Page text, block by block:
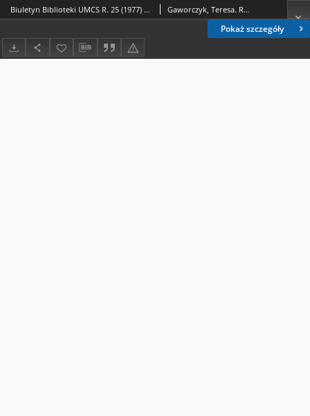
Pokaż szczegóły
Biuletyn Biblioteki UMCS R. 25 (1977) nr 2 Gaworczyk, Teresa. Red.; Kowalski Zdzisław. Red.; Adrianek, Mieczysława. Red.